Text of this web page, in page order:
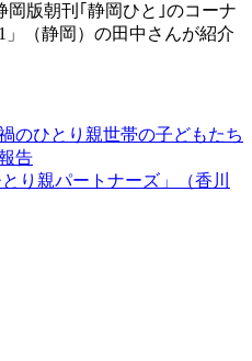
岡版朝刊｢静岡ひと｣のコーナ
（静岡）の田中さんが紹介
のひとり親世帯の子どもたち
告
り親パートナーズ」（香川